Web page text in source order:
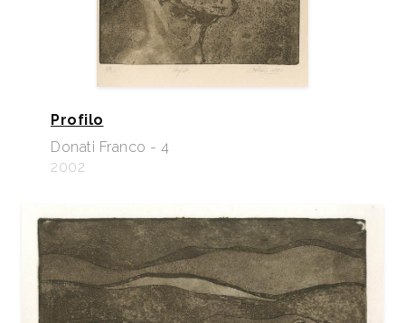
Profilo
Donati Franco - 4
2002